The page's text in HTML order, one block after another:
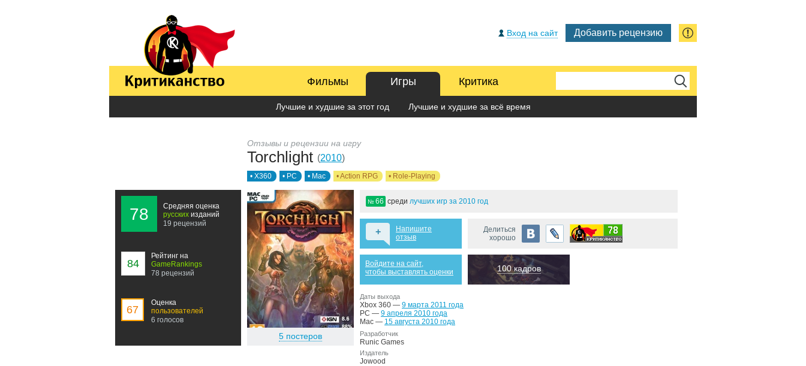
Вход на сайт Добавить рецензию
Фильмы Игры
Лучшие и худшие за этот год Лучшие и худшие за всё время
Критика
Отзывы и рецензии на игру
Torchlight (2010)
• X360 • PC • Mac • Action RPG • Role-Playing
78
Средняя оценка
русских изданий
19 рецензий
84
Рейтинг на
GameRankings
78 рецензий
67
Оценка
пользователей
6 голосов
5 постеров
№66 среди лучших игр за 2010 год
+
Напишите
отзыв
Делиться
хорошо
Войдите на сайт,
чтобы выставлять оценки
100 кадров
Даты выхода
Xbox 360 — 9 марта 2011 года
PC — 9 апреля 2010 года
Mac — 15 августа 2010 года
Разработчик
Runic Games
Издатель
Jowood